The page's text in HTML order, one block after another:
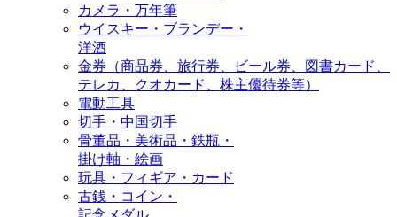
カメラ・万年筆
ウイスキー・ブランデー・
洋酒
金券（商品券、旅行券、ビール券、図書カード、
テレカ、クオカード、株主優待券等）
電動工具
切手・中国切手
骨董品・美術品・鉄瓶・
掛け軸・絵画
玩具・フィギア・カード
古銭・コイン・